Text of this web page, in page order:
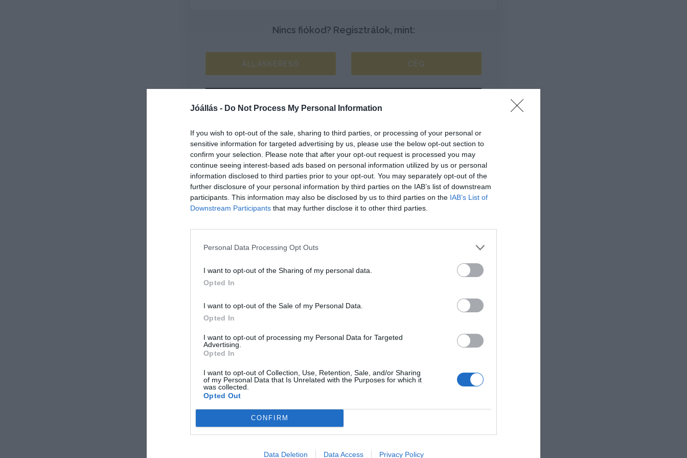
Jóállás - Do Not Process My Personal Information
If you wish to opt-out of the sale, sharing to third parties, or processing of your personal or
sensitive information for targeted advertising by us, please use the below opt-out section to
confirm your selection. Please note that after your opt-out request is processed you may
continue seeing interest-based ads based on personal information utilized by us or personal
information disclosed to third parties prior to your opt-out. You may separately opt-out of the
further disclosure of your personal information by third parties on the IAB’s list of downstream
participants. This information may also be disclosed by us to third parties on the IAB’s List of
Downstream Participants that may further disclose it to other third parties.
Personal Data Processing Opt Outs
I want to opt-out of the Sharing of my personal data.
Opted In
I want to opt-out of the Sale of my Personal Data.
Opted In
I want to opt-out of processing my Personal Data for Targeted
Advertising.
Opted In
I want to opt-out of Collection, Use, Retention, Sale, and/or Sharing
of my Personal Data that Is Unrelated with the Purposes for which it
was collected.
Opted Out
CONFIRM
Data Deletion Data Access Privacy Policy
Nincs fiókod? Regisztrálok, mint:
ÁLLÁSKERESŐ CÉG